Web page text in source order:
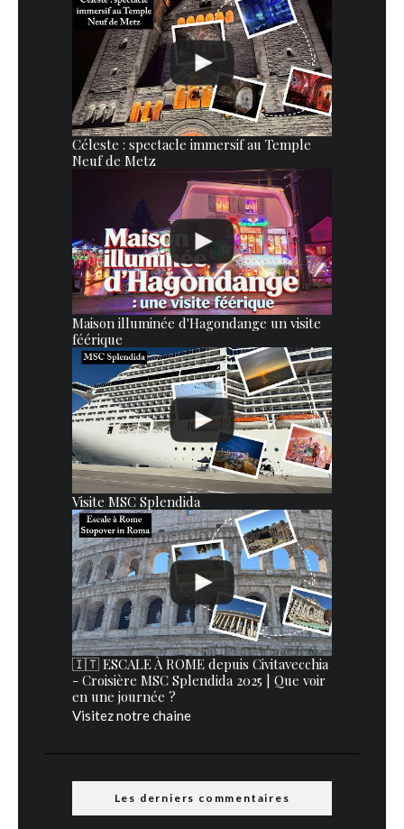
Céleste : spectacle immersif au Temple
Neuf de Metz
Maison illuminée d'Hagondange un visite
féérique
Visite MSC Splendida
🇮🇹 ESCALE À ROME depuis Civitavecchia
- Croisière MSC Splendida 2025 | Que voir
en une journée ?
Visitez notre chaine
Les derniers commentaires